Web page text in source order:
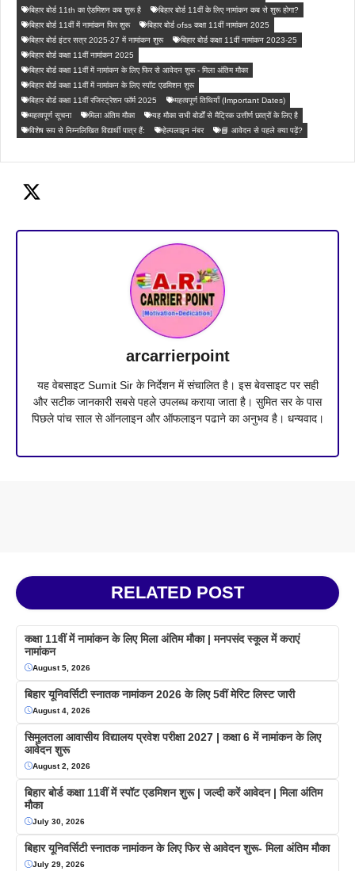
बिहार बोर्ड 11th का ऐडमिशन कब शुरू है
बिहार बोर्ड 11वीं के लिए नामांकन कब से शुरू होगा?
बिहार बोर्ड 11वीं में नामांकन फिर शुरू
बिहार बोर्ड ofss कक्षा 11वीं नामांकन 2025
बिहार बोर्ड इंटर सत्र 2025-27 में नामांकन शुरू
बिहार बोर्ड कक्षा 11वीं नामांकन 2023-25
बिहार बोर्ड कक्षा 11वीं नामांकन 2025
बिहार बोर्ड कक्षा 11वीं में नामांकन के लिए फिर से आवेदन शुरू - मिला अंतिम मौका
बिहार बोर्ड कक्षा 11वीं में नामांकन के लिए स्पॉट एडमिशन शुरू
बिहार बोर्ड कक्षा 11वीं रजिस्ट्रेशन फॉर्म 2025
महत्वपूर्ण तिथियाँ (Important Dates)
महत्वपूर्ण सूचना
मिला अंतिम मौका
यह मौका सभी बोर्डों से मैट्रिक उत्तीर्ण छात्रों के लिए है
विशेष रूप से निम्नलिखित विद्यार्थी पात्र हैं:
हेल्पलाइन नंबर 📘 आवेदन से पहले क्या पढ़ें?
arcarrierpoint
यह वेबसाइट Sumit Sir के निर्देशन में संचालित है। इस बेवसाइट पर सही
और सटीक जानकारी सबसे पहले उपलब्ध कराया जाता है। सुमित सर के पास
पिछले पांच साल से ऑनलाइन और ऑफलाइन पढाने का अनुभव है। धन्यवाद।
RELATED POST
कक्षा 11वीं में नामांकन के लिए मिला अंतिम मौका | मनपसंद स्कूल में कराएं
नामांकन
August 5, 2026
बिहार यूनिवर्सिटी स्नातक नामांकन 2026 के लिए 5वीं मेरिट लिस्ट जारी
August 4, 2026
सिमुलतला आवासीय विद्यालय प्रवेश परीक्षा 2027 | कक्षा 6 में नामांकन के लिए
आवेदन शुरू
August 2, 2026
बिहार बोर्ड कक्षा 11वीं में स्पॉट एडमिशन शुरू | जल्दी करें आवेदन | मिला अंतिम
मौका
July 30, 2026
बिहार यूनिवर्सिटी स्नातक नामांकन के लिए फिर से आवेदन शुरू- मिला अंतिम मौका
July 29, 2026